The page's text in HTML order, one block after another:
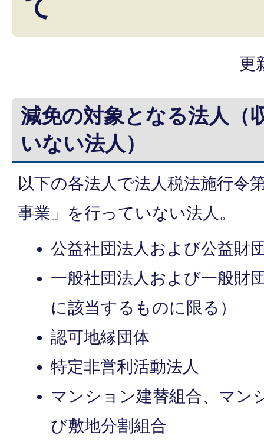
更
減免の対象となる法人（
いない法人）
以下の各法人で法人税法施行令
事業」を行っていない法人。
公益社団法人および公益財
一般社団法人および一般財
に該当するものに限る）
認可地縁団体
特定非営利活動法人
マンション建替組合、マン
び敷地分割組合